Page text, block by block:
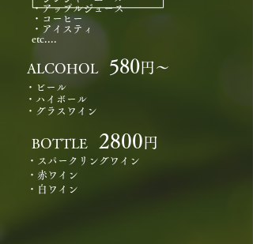
・アップルジュース
・コーヒー
・アイスティ
etc....
​ALCOHOL580円～
・ビール
・ハイボール
​・グラスワイン
BOTTLE 2800円
・スパークリングワイン
・赤ワイン
​・白ワイン